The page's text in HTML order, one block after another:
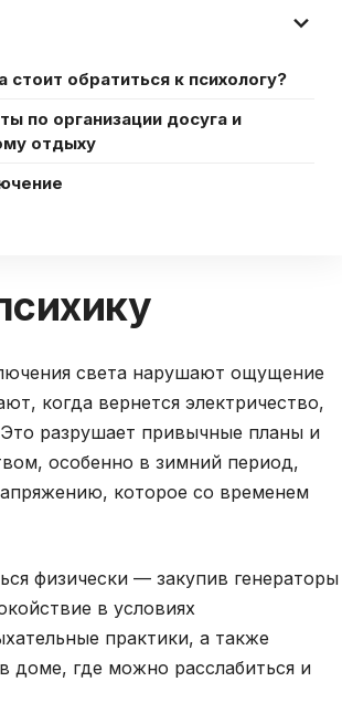
стоит обратиться к психологу?
по организации досуга и
отдыху
света нарушают ощущение
когда вернется электричество,
разрушает привычные планы и
особенно в зимний период,
которое со временем
физически — закупив генераторы
в условиях
практики, а также
доме, где можно расслабиться и